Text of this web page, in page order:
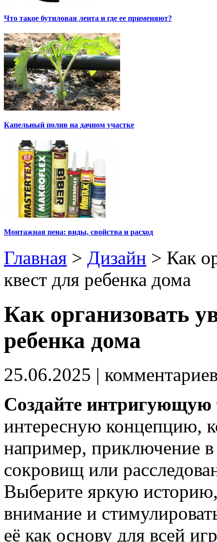
Что такое бутиловая лента и где ее применяют?
Капельный полив на дачном участке
Монтажная пена: виды, свойства и расход
Главная > Дизайн > Как
квест для ребенка дома
Как организовать
ребенка дома
25.06.2025 |
Создайте интригующую
интересную концепцию,
например, приключение в
сокровищ или
Выберите яркую
внимание и
её как основу для всей